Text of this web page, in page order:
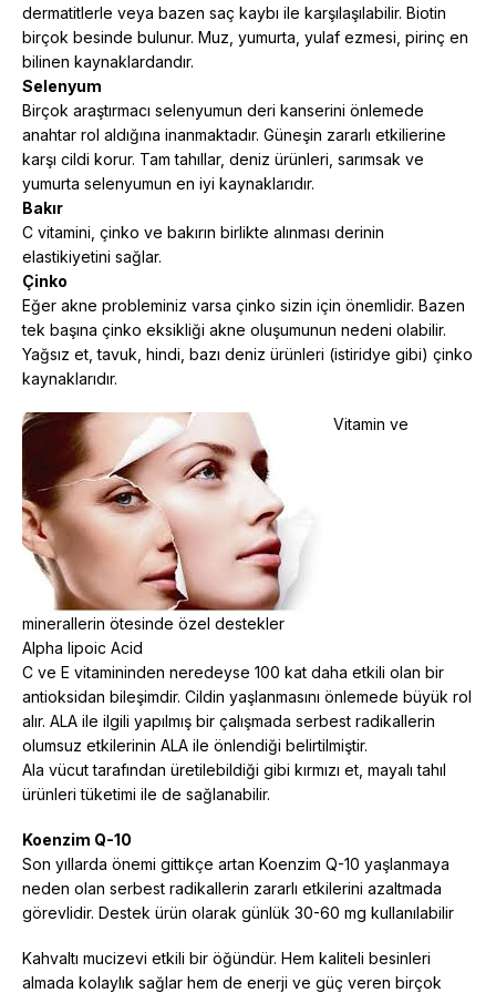
dermatitlerle veya bazen saç kaybı ile karşılaşılabilir. Biotin
birçok besinde bulunur. Muz, yumurta, yulaf ezmesi, pirinç en
bilinen kaynaklardandır.
Selenyum
Birçok araştırmacı selenyumun deri kanserini önlemede
anahtar rol aldığına inanmaktadır. Güneşin zararlı etkilierine
karşı cildi korur. Tam tahıllar, deniz ürünleri, sarımsak ve
yumurta selenyumun en iyi kaynaklarıdır.
Bakır
C vitamini, çinko ve bakırın birlikte alınması derinin
elastikiyetini sağlar.
Çinko
Eğer akne probleminiz varsa çinko sizin için önemlidir. Bazen
tek başına çinko eksikliği akne oluşumunun nedeni olabilir.
Yağsız et, tavuk, hindi, bazı deniz ürünleri (istiridye gibi) çinko
kaynaklarıdır.
Vitamin ve
minerallerin ötesinde özel destekler
Alpha lipoic Acid
C ve E vitamininden neredeyse 100 kat daha etkili olan bir
antioksidan bileşimdir. Cildin yaşlanmasını önlemede büyük rol
alır. ALA ile ilgili yapılmış bir çalışmada serbest radikallerin
olumsuz etkilerinin ALA ile önlendiği belirtilmiştir.
Ala vücut tarafından üretilebildiği gibi kırmızı et, mayalı tahıl
ürünleri tüketimi ile de sağlanabilir.
Koenzim Q-10
Son yıllarda önemi gittikçe artan Koenzim Q-10 yaşlanmaya
neden olan serbest radikallerin zararlı etkilerini azaltmada
görevlidir. Destek ürün olarak günlük 30-60 mg kullanılabilir
Kahvaltı mucizevi etkili bir öğündür. Hem kaliteli besinleri
almada kolaylık sağlar hem de enerji ve güç veren birçok